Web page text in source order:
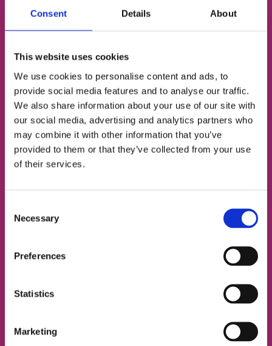
Consent Details About
This website uses cookies
We use cookies to personalise content and ads, to
provide social media features and to analyse our traffic.
We also share information about your use of our site with
our social media, advertising and analytics partners who
may combine it with other information that you’ve
provided to them or that they’ve collected from your use
of their services.
Selection
Necessary
Preferences
Statistics
Marketing
Безкоштовний пробний
урок англійської
Визначимо твій рівень
Підберемо відповідний тип занять
Познайомимо з твоїм майбутнім френд-
тічером
НОМЕР ТЕЛЕФОНУ
Згоден із